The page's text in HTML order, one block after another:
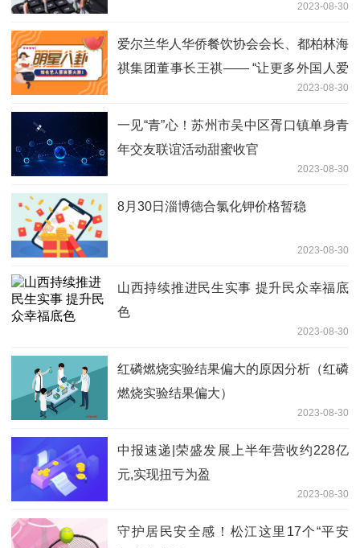
2023-08-30
爱尔兰华人华侨餐饮协会会长、都柏林海
祺集团董事长王祺—— “让更多外国人爱
2023-08-30
一见“青”心！苏州市吴中区胥口镇单身青
年交友联谊活动甜蜜收官
2023-08-30
8月30日淄博德合氯化钾价格暂稳
2023-08-30
山西持续推进民生实事 提升民众幸福底
色
2023-08-30
红磷燃烧实验结果偏大的原因分析（红磷
燃烧实验结果偏大）
2023-08-30
中报速递|荣盛发展上半年营收约228亿
元,实现扭亏为盈
2023-08-30
守护居民安全感！松江这里17个“平安